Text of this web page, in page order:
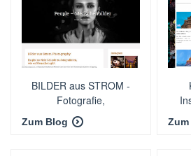
BILDER aus STROM -
Fotografie,
Bildbearbeitung,
Menschen & Reisen
Zum Blog